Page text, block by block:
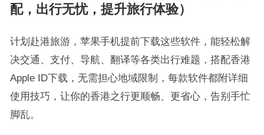
配，出行无忧，提升旅行体验）
计划赴港旅游，苹果手机提前下载这些软件，能轻松解
决交通、支付、导航、翻译等各类出行难题，搭配香港
Apple ID下载，无需担心地域限制，每款软件都附详细
使用技巧，让你的香港之行更顺畅、更省心，告别手忙
脚乱。